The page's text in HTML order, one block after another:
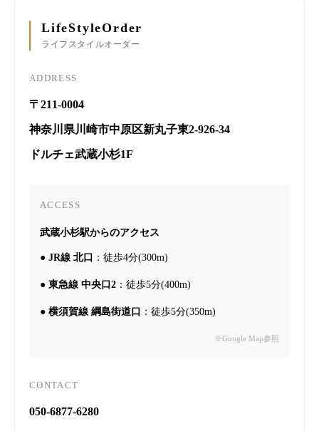
LifeStyleOrder
ライフスタイルオーダー
ADDRESS
〒211-0004
神奈川県川崎市中原区新丸子東2-926-34
ドルチェ武蔵小杉1F
ACCESS
武蔵小杉駅からのアクセス
● JR線 北口 ：徒歩4分(300m)
● 東急線 中央口2 ：徒歩5分(400m)
● 横須賀線 綱島街道口 ：徒歩5分(350m)
※Google Map参照
CONTACT
050-6877-6280